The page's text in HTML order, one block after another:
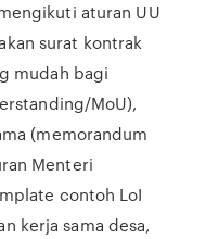
aturan UU
surat kontrak
mudah bagi
MoU),
(memorandum
Menteri
contoh LoI
kerja sama desa,